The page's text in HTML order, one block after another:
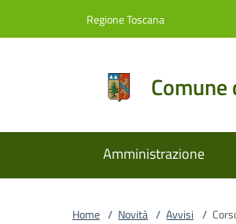
Regione Toscana
Amministrazione
Home / Novità / Avvisi /